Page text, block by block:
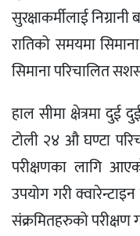
सुरक्षाकर्मीलाई
रातिको समयमा
सिमाना परिचालित
हाल सीमा क्षेत्रमा दुई
टोली २४ औ घण्टा
परीक्षणका लागि
उपयोग गरी
संक्रमितहरुको परीक्षण